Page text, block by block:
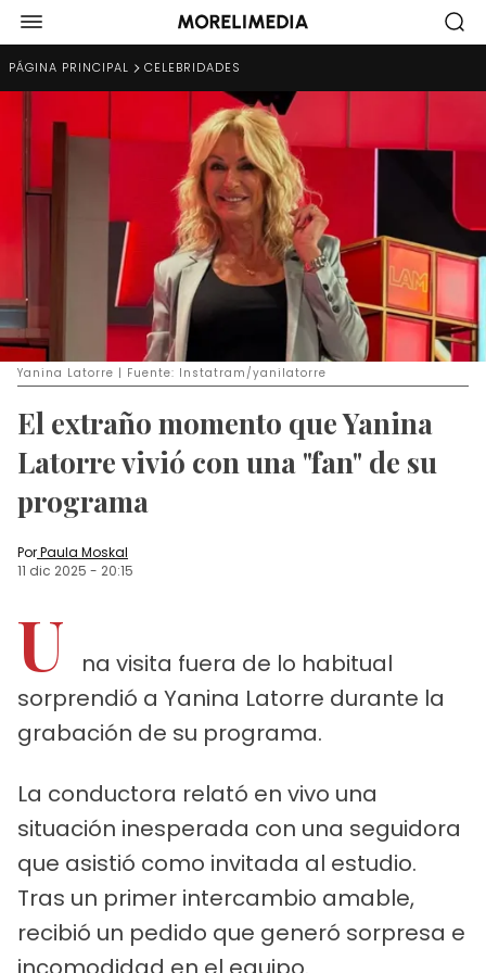
PÁGINA PRINCIPAL CELEBRIDADES
Yanina Latorre | Fuente: Instatram/yanilatorre
El extraño momento que Yanina
Latorre vivió con una "fan" de su
programa
PorPaula Moskal
11 dic 2025 - 20:15
U
na visita fuera de lo habitual
sorprendió a Yanina Latorre durante la
grabación de su programa.
La conductora relató en vivo una
situación inesperada con una seguidora
que asistió como invitada al estudio.
Tras un primer intercambio amable,
recibió un pedido que generó sorpresa e